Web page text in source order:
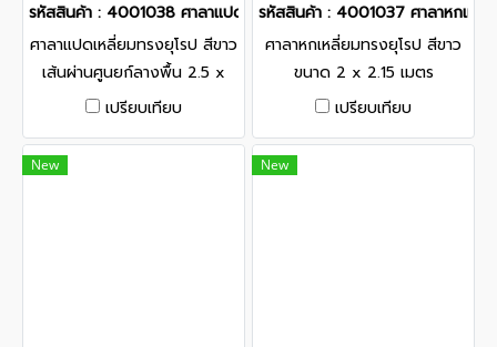
รหัสสินค้า : 4001038 ศาลาแปดเหลี่ยมทรงยุโรป สีขาว เส้นผ่านศูนยก์
ศาลาแปดเหลี่ยมทรงยุโรป สีขาว
เส้นผ่านศูนยก์ลางพื้น 2.5 x
2.5 เมตร
เปรียบเทียบ
รหัสสินค้า : 4001037 ศาลาหกเหลี่
ศาลาหกเหลี่ยมทรงยุโรป สีขาว
ขนาด 2 x 2.15 เมตร
เปรียบเทียบ
New New